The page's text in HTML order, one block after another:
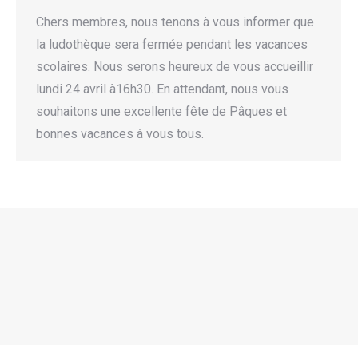
Chers membres, nous tenons à vous informer que
la ludothèque sera fermée pendant les vacances
scolaires. Nous serons heureux de vous accueillir
lundi 24 avril à16h30. En attendant, nous vous
souhaitons une excellente fête de Pâques et
bonnes vacances à vous tous.